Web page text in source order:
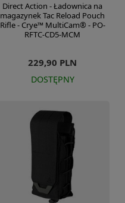
Direct Action - Ładownica na
magazynek Tac Reload Pouch
Rifle - Crye™ MultiCam® - PO-
RFTC-CD5-MCM
229,90 PLN
DOSTĘPNY